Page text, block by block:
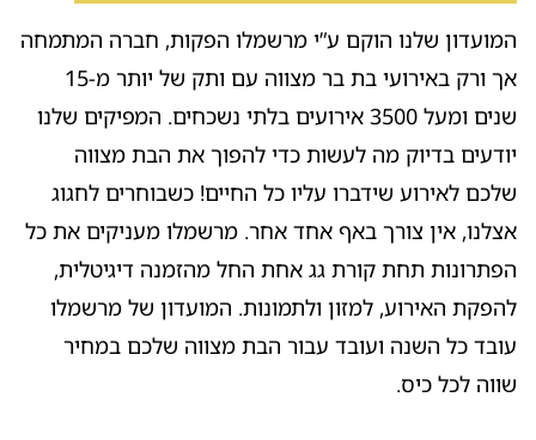
המועדון שלנו הוקם ע”י מרשמלו הפקות, חברה המתמחה
אך ורק באירועי בת בר מצווה עם ותק של יותר מ-15
שנים ומעל 3500 אירועים בלתי נשכחים. המפיקים שלנו
יודעים בדיוק מה לעשות כדי להפוך את הבת מצווה
שלכם לאירוע שידברו עליו כל החיים! כשבוחרים לחגוג
אצלנו, אין צורך באף אחד אחר. מרשמלו מעניקים את כל
הפתרונות תחת קורת גג אחת החל מהזמנה דיגיטלית,
להפקת האירוע, למזון ולתמונות. המועדון של מרשמלו
עובד כל השנה ועובד עבור הבת מצווה שלכם במחיר
שווה לכל כיס.